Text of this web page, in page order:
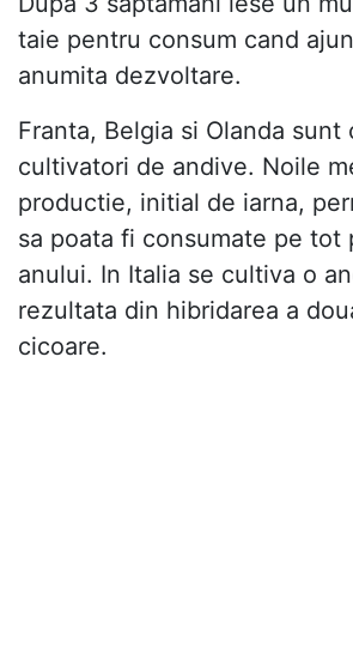
taie pentru consum cand
anumita dezvoltare.
Franta, Belgia si Olanda sunt
cultivatori de andive. Noile
productie, initial de iarna,
sa poata fi consumate pe tot
anului. In Italia se cultiva o
rezultata din hibridarea a
cicoare.